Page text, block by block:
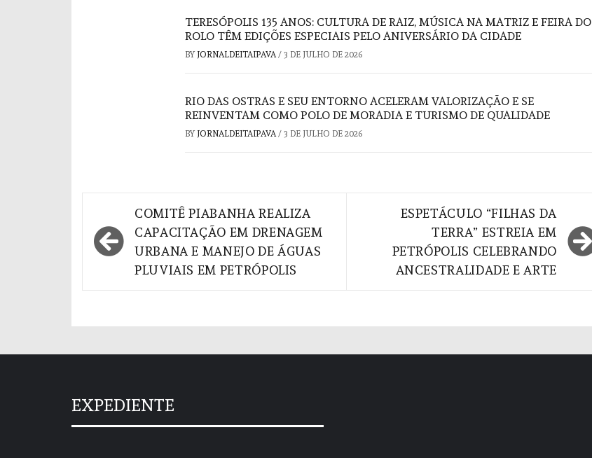
TERESÓPOLIS 135 ANOS: CULTURA DE RAIZ, MÚSICA NA MATRIZ E FEIRA DO
ROLO TÊM EDIÇÕES ESPECIAIS PELO ANIVERSÁRIO DA CIDADE
BY JORNALDEITAIPAVA/ 3 DE JULHO DE 2026
RIO DAS OSTRAS E SEU ENTORNO ACELERAM VALORIZAÇÃO E SE
REINVENTAM COMO POLO DE MORADIA E TURISMO DE QUALIDADE
BY JORNALDEITAIPAVA/ 3 DE JULHO DE 2026
Navegação
de
Post
COMITÊ PIABANHA REALIZA
CAPACITAÇÃO EM DRENAGEM
URBANA E MANEJO DE ÁGUAS
PLUVIAIS EM PETRÓPOLIS
ESPETÁCULO “FILHAS DA
TERRA” ESTREIA EM
PETRÓPOLIS CELEBRANDO
ANCESTRALIDADE E ARTE
EXPEDIENTE